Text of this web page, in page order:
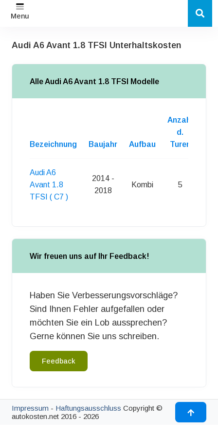
Menu
Audi A6 Avant 1.8 TFSI Unterhaltskosten
Alle Audi A6 Avant 1.8 TFSI Modelle
Bezeichnung Baujahr Aufbau
Anzahl
d.
Turen
Audi A6
Avant 1.8
TFSI ( C7 )
2014 -
2018
Kombi 5
Wir freuen uns auf Ihr Feedback!
Haben Sie Verbesserungsvorschläge?
Sind Ihnen Fehler aufgefallen oder
möchten Sie ein Lob aussprechen?
Gerne können Sie uns schreiben.
Feedback
Impressum - Haftungsausschluss Copyright ©
autokosten.net 2016 - 2026